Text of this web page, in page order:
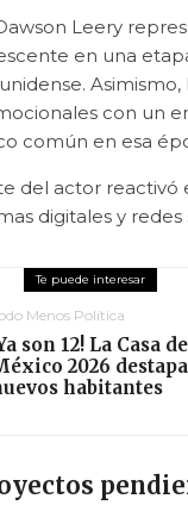
Leery
en una
con un
común en esa
del actor reactivó
digitales y redes
Menos Política
son 12! La Casa
2026
habitantes